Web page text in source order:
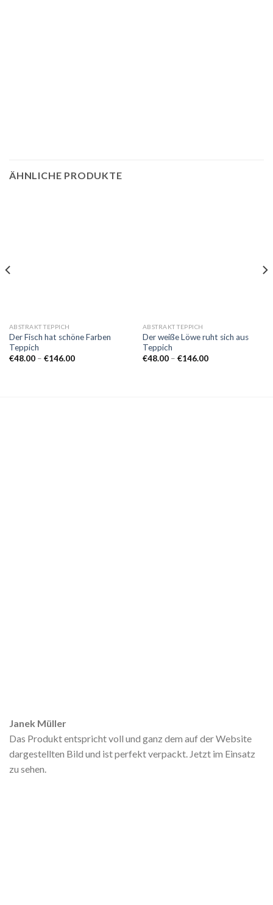
ÄHNLICHE PRODUKTE
ABSTRAKT TEPPICH
Der Fisch hat schöne Farben
Teppich
€48.00 – €146.00Preisspanne:
ABSTRAKT TEPPICH
Der weiße Löwe ruht sich aus
Teppich
€48.00 – €146.00Preisspanne:
Janek Müller
Das Produkt entspricht voll und ganz dem auf der Website
dargestellten Bild und ist perfekt verpackt. Jetzt im Einsatz
zu sehen.